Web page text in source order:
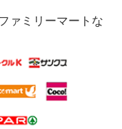
ァミリーマートな